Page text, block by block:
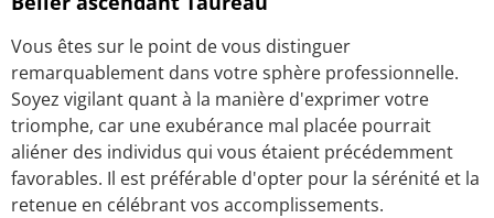
Vous êtes sur le point de vous distinguer
remarquablement dans votre sphère professionnelle.
Soyez vigilant quant à la manière d'exprimer votre
triomphe, car une exubérance mal placée pourrait
aliéner des individus qui vous étaient précédemment
favorables. Il est préférable d'opter pour la sérénité et la
retenue en célébrant vos accomplissements.